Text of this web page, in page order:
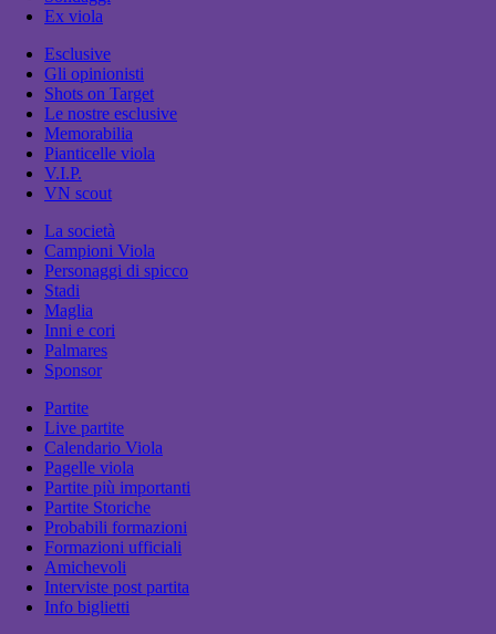
Ex viola
Esclusive
Gli opinionisti
Shots on Target
Le nostre esclusive
Memorabilia
Pianticelle viola
V.I.P.
VN scout
La società
Campioni Viola
Personaggi di spicco
Stadi
Maglia
Inni e cori
Palmares
Sponsor
Partite
Live partite
Calendario Viola
Pagelle viola
Partite più importanti
Partite Storiche
Probabili formazioni
Formazioni ufficiali
Amichevoli
Interviste post partita
Info biglietti